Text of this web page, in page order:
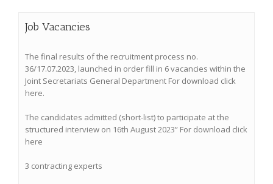
Job Vacancies
The final results of the recruitment process no.
36/17.07.2023, launched in order fill in 6 vacancies within the
Joint Secretariats General Department For download click
here.
The candidates admitted (short-list) to participate at the
structured interview on 16th August 2023” For download click
here
3 contracting experts